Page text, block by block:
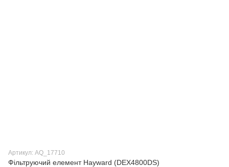
Артикул: AQ_17710
Фільтруючий елемент Hayward (DEX4800DS)